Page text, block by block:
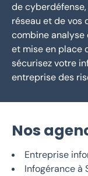
de
réseau et de vos
combine
et mise en place
sécurisez votre
entreprise des
Nos
Entreprise
Infogérance à